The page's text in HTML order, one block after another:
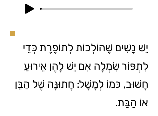
יֵשׁ נָשִׁים שֶׁהוֹלְכוֹת לְתוֹפֶרֶת כְּדֵי
לִתְפּוֹר שִׂמְלָה אִם יֵשׁ לָהֶן אֵירוּעַ
חָשׁוּב, כְּמוֹ לְמָשָׁל: חֲתוּנָּה שֶׁל הַבֵּן
אוֹ הַבַּת.